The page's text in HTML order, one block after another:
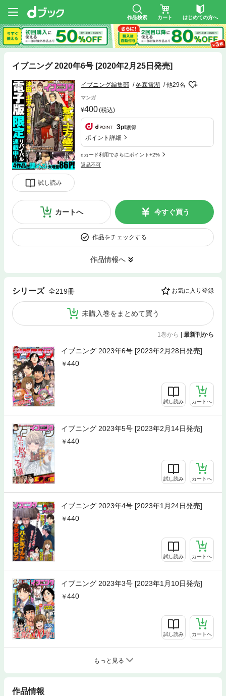
作品検索 カート はじめての方へ
イブニング 2020年6号 [2020年2月25日発売]
試し読み
イブニング編集部 冬森雪湖 他29名
マンガ
400(税込)
3pt獲得
ポイント詳細
dカード利用でさらにポイント+2%
返品不可
カートへ 今すぐ買う
作品をチェックする
作品情報へ
シリーズ 全219冊 お気に入り登録
未購入巻をまとめて買う
1巻から 最新刊から
イブニング 2023年6号 [2023年2月28日発売]
440
試し読み カートへ
イブニング 2023年5号 [2023年2月14日発売]
440
試し読み カートへ
イブニング 2023年4号 [2023年1月24日発売]
440
試し読み カートへ
イブニング 2023年3号 [2023年1月10日発売]
440
試し読み カートへ
もっと見る
作品情報